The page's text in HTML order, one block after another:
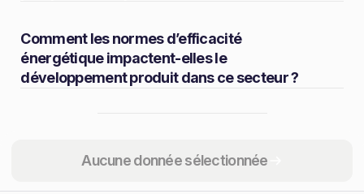
Aucune donnée sélectionnée
Comment les normes d’efficacité
énergétique impactent-elles le
développement produit dans ce secteur ?
Partager